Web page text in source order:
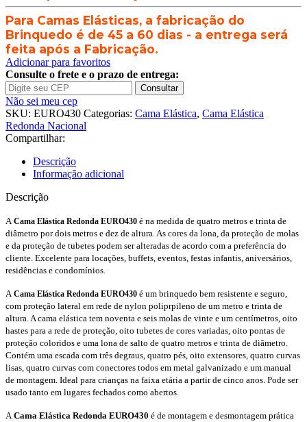
quantidade
Para Camas Elásticas, a fabricação do
Brinquedo é de 45 a 60 dias - a entrega será
feita após a Fabricação.
Adicionar para favoritos
Consulte o frete e o prazo de entrega:
Consultar
Não sei meu cep
SKU: EURO430 Categorias: Cama Elástica, Cama Elástica
Redonda Nacional
Compartilhar:
Descrição
Informação adicional
Descrição
ACama Elástica Redonda EURO430 é na medida de quatro metros e trinta de
diâmetro por dois metros e dez de altura. As cores da lona, da proteção de molas
e da proteção de tubetes podem ser alteradas de acordo com a preferência do
cliente. Excelente para locações, buffets, eventos, festas infantis, aniversários,
residências e condomínios.
ACama Elástica Redonda EURO430 é um brinquedo bem resistente e seguro,
com proteção lateral em rede de nylon poliprpileno de um metro e trinta de
altura. A cama elástica tem noventa e seis molas de vinte e um centímetros, oito
hastes para a rede de proteção, oito tubetes de cores variadas, oito pontas de
proteção coloridos e uma lona de salto de quatro metros e trinta de diâmetro.
Contém uma escada com três degraus, quatro pés, oito extensores, quatro curvas
lisas, quatro curvas com conectores todos em metal galvanizado e um manual
de montagem. Ideal para crianças na faixa etária a partir de cinco anos. Pode ser
usado tanto em lugares fechados como abertos.
ACama Elástica Redonda EURO430 é de montagem e desmontagem prática